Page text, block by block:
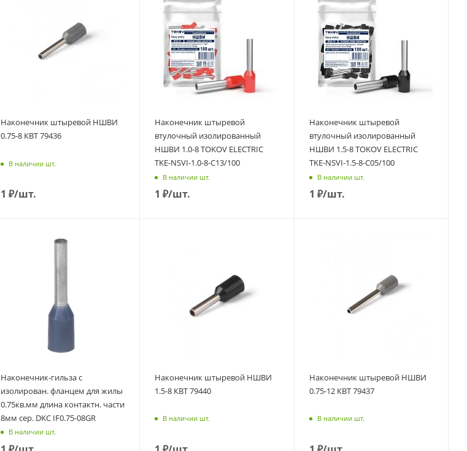
Наконечник штыревой НШВИ
0.75-8 КВТ 79436
В наличии шт.
1 ₽/шт.
Наконечник штыревой
втулочный изолированный
НШВИ 1.0-8 TOKOV ELECTRIC
TKE-NSVI-1.0-8-C13/100
В наличии шт.
1 ₽/шт.
Наконечник штыревой
втулочный изолированный
НШВИ 1.5-8 TOKOV ELECTRIC
TKE-NSVI-1.5-8-C05/100
В наличии шт.
1 ₽/шт.
Наконечник-гильза с
изолирован. фланцем для жилы
0.75кв.мм длина контактн. части
8мм сер. DKC IF0.75-08GR
В наличии шт.
Наконечник штыревой НШВИ
1.5-8 КВТ 79440
В наличии шт.
Наконечник штыревой НШВИ
0.75-12 КВТ 79437
В наличии шт.